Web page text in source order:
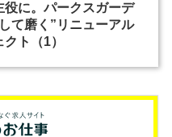
役に。パークスガーデ
て磨く”リニューアル
ト（1）